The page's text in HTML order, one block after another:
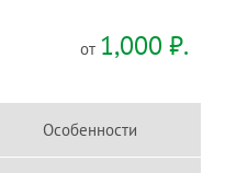
от 1,000 ₽.
Особенности